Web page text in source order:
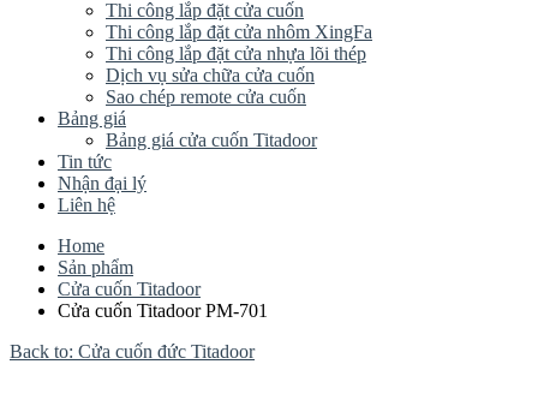
Thi công lắp đặt cửa cuốn
Thi công lắp đặt cửa nhôm XingFa
Thi công lắp đặt cửa nhựa lõi thép
Dịch vụ sửa chữa cửa cuốn
Sao chép remote cửa cuốn
Bảng giá
Bảng giá cửa cuốn Titadoor
Tin tức
Nhận đại lý
Liên hệ
Home
Sản phẩm
Cửa cuốn Titadoor
Cửa cuốn Titadoor PM-701
Back to: Cửa cuốn đức Titadoor